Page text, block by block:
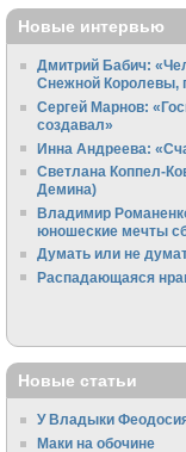
Новые интервью
Дмитрий Бабич:
Снежной Королевы,
Сергей Марнов:
создавал»
Инна Андреева:
Светлана Коппел-
Демина)
Владимир
юношеские мечты
Думать или не
Распадающаяся
Новые статьи
У Владыки
Маки на обочине